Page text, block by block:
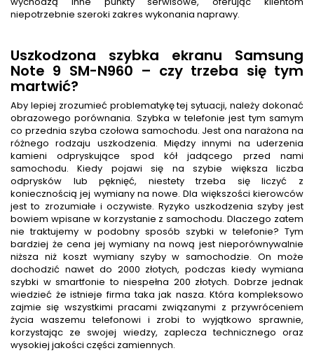
niepotrzebnie szeroki zakres wykonania naprawy.
Uszkodzona szybka ekranu Samsung
Note 9 SM-N960 – czy trzeba się tym
martwić?
Aby lepiej zrozumieć problematykę tej sytuacji, należy dokonać
obrazowego porównania. Szybka w telefonie jest tym samym
co przednia szyba czołowa samochodu. Jest ona narażona na
różnego rodzaju uszkodzenia. Między innymi na uderzenia
kamieni odpryskujące spod kół jadącego przed nami
samochodu. Kiedy pojawi się na szybie większa liczba
odprysków lub pęknięć, niestety trzeba się liczyć z
koniecznością jej wymiany na nowe. Dla większości kierowców
jest to zrozumiałe i oczywiste. Ryzyko uszkodzenia szyby jest
bowiem wpisane w korzystanie z samochodu. Dlaczego zatem
nie traktujemy w podobny sposób szybki w telefonie? Tym
bardziej że cena jej wymiany na nową jest nieporównywalnie
niższa niż koszt wymiany szyby w samochodzie. On może
dochodzić nawet do 2000 złotych, podczas kiedy wymiana
szybki w smartfonie to niespełna 200 złotych. Dobrze jednak
wiedzieć że istnieje firma taka jak nasza. Która kompleksowo
zajmie się wszystkimi pracami związanymi z przywróceniem
życia waszemu telefonowi i zrobi to wyjątkowo sprawnie,
korzystając ze swojej wiedzy, zaplecza technicznego oraz
wysokiej jakości części zamiennych.